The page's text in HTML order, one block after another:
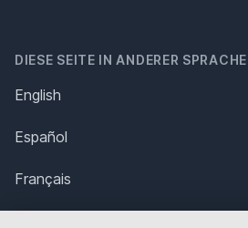
DIESE SEITE IN ANDERER SPRACHE
English
Español
Français